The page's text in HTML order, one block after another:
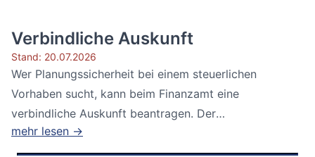
Verbindliche Auskunft
Stand: 20.07.2026
Wer Planungssicherheit bei einem steuerlichen
Vorhaben sucht, kann beim Finanzamt eine
verbindliche Auskunft beantragen. Der
Bundesfinanzhof...
mehr lesen →